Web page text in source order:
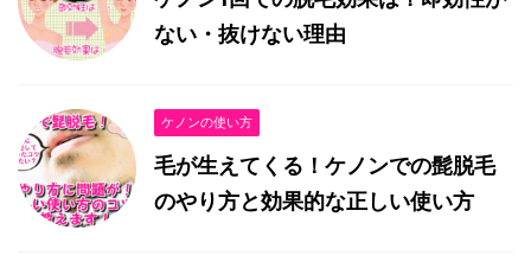
ない・抜けない理由
ケノンの使い方
毛が生えてくる！ケノンでの髭脱毛
のやり方と効果的な正しい使い方